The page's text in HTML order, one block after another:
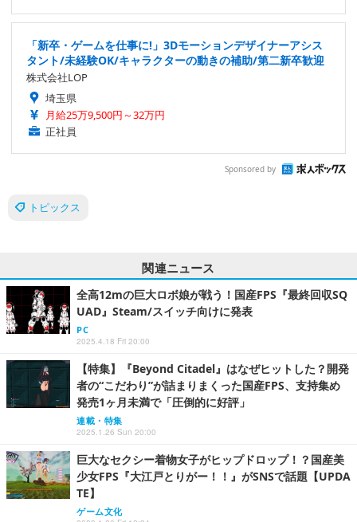
「新卒・ゲームを仕事に!」3Dモーションデザイナーアシス
タント/未経験OK/キャラクターの動きの補助/第二新卒歓迎
株式会社LOP
埼玉県
月給25万9,500円～32万円
正社員
Sponsored by
トピックス
関連ニュース
全高12mの巨大ロボ娘が戦う！国産FPS『最終回収SQ
UAD』Steam/スイッチ向けに発表
PC
2025.4.18 Fri 20:00
【特集】『Beyond Citadel』はなぜヒットした？開発
者の“こだわり”が詰まりまくった国産FPS、支持集め
発売1ヶ月未満で「圧倒的に好評」
連載・特集
2025.1.26 Sun 20:00
巨大なセクシー着物女子がヒップドロップ！？国産美
少女FPS『大江戸とりがー！！』がSNSで話題【UPDA
TE】
ゲーム文化